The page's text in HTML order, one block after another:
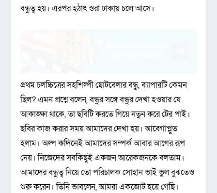
বন্ধুত্ব হয়। এরপর হঠাৎ ওরা ঢাকায় চলে আসে।
প্রথম চলচ্চিত্রের সহশিল্পী ছোটবেলার বন্ধু, ব্যাপারটি কেমন
ছিল? এমন প্রশ্নে বলেন, বন্ধুর সঙ্গে বন্ধুর দেখা হওয়ার যে
আকাঙ্ক্ষা থাকে, তা ছবিটি করতে গিয়ে নতুন করে টের পাই।
ছবির কাজ করার সময় আমাদের দেখা হয়। আবেগাপ্লুত
হলাম। অল্প কদিনেই আমাদের সম্পর্ক আবার আগের রূপ
নেয়। নিজেদের সবকিছুই একজন আরেকজনকে বলতাম।
আমাদের বন্ধুত্ব নিয়ে তো পরিচালক সোহান ভাই ভুল বুঝতেও
শুরু করেন। তিনি ভাবলেন, আমরা একজোট হয়ে গেছি।